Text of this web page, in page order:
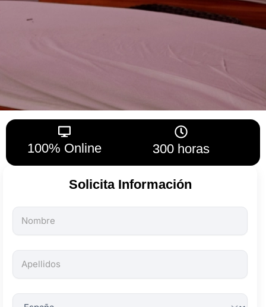
100% Online 300 horas
Solicita Información
Todos
los
son
obligatorios.